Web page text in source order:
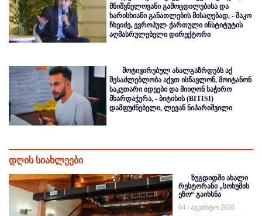
მნიშვნელოვანი გამოცდილებისა და
ხარისხიანი განათლების მისაღებად, - შაკო
ჩხეიძე, ევროპულ-ქართული ინსტიტუტის
აღმასრულებელი დირექტორი
მოტივირებულ ახალგაზრდებს აქ
შესაძლებლობა აქვთ ისწავლონ, მოიტანონ
საკუთარი იდეები და მიიღონ საჭირო
მხარდაჭერა, - ბიტისის (BITISI)
დამფუძნებელი, ლევან ნიპარიშვილი
დღის სიახლეები
ზუგდიდში ახალი
რესტორანი „სოხუმის
ეზო“ გაიხსნა
04 / აგვისტო 2026